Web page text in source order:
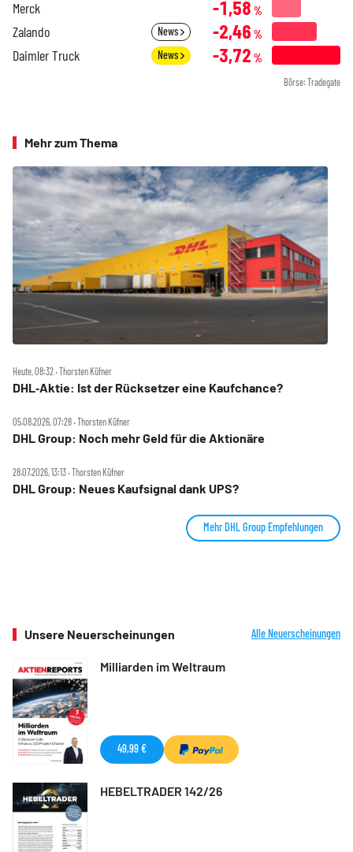
Merck -1,58 %
Zalando News -2,46 %
Daimler Truck News -3,72 %
Börse: Tradegate
Mehr zum Thema
Heute, 08:32 ‧ Thorsten Küfner
DHL‑Aktie: Ist der Rücksetzer eine Kaufchance?
05.08.2026, 07:28 ‧ Thorsten Küfner
DHL Group: Noch mehr Geld für die Aktionäre
28.07.2026, 13:13 ‧ Thorsten Küfner
DHL Group: Neues Kaufsignal dank UPS?
Mehr DHL Group Empfehlungen
Unsere Neuerscheinungen Alle Neuerscheinungen
Milliarden im Weltraum
49,99 €
HEBELTRADER 142/26